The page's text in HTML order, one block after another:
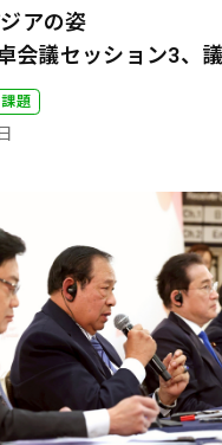
アの姿
会議セッション3、
題